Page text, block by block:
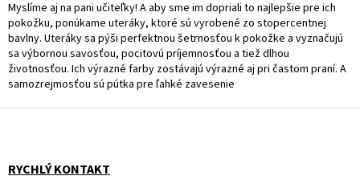
l
á
d
a
c
i
p
Myslíme aj na pani učiteľky! A aby sme im dopriali to najlepšie pre ich
pokožku, ponúkame uteráky, ktoré sú vyrobené zo stopercentnej
bavlny. Uteráky sa pýši perfektnou šetrnosťou k pokožke a vyznačujú
sa výbornou savosťou, pocitovú príjemnosťou a tiež dlhou
životnosťou. Ich výrazné farby zostávajú výrazné aj pri častom praní. A
samozrejmosťou sú pútka pre ľahké zavesenie
Z
RYCHLÝ KONTAKT